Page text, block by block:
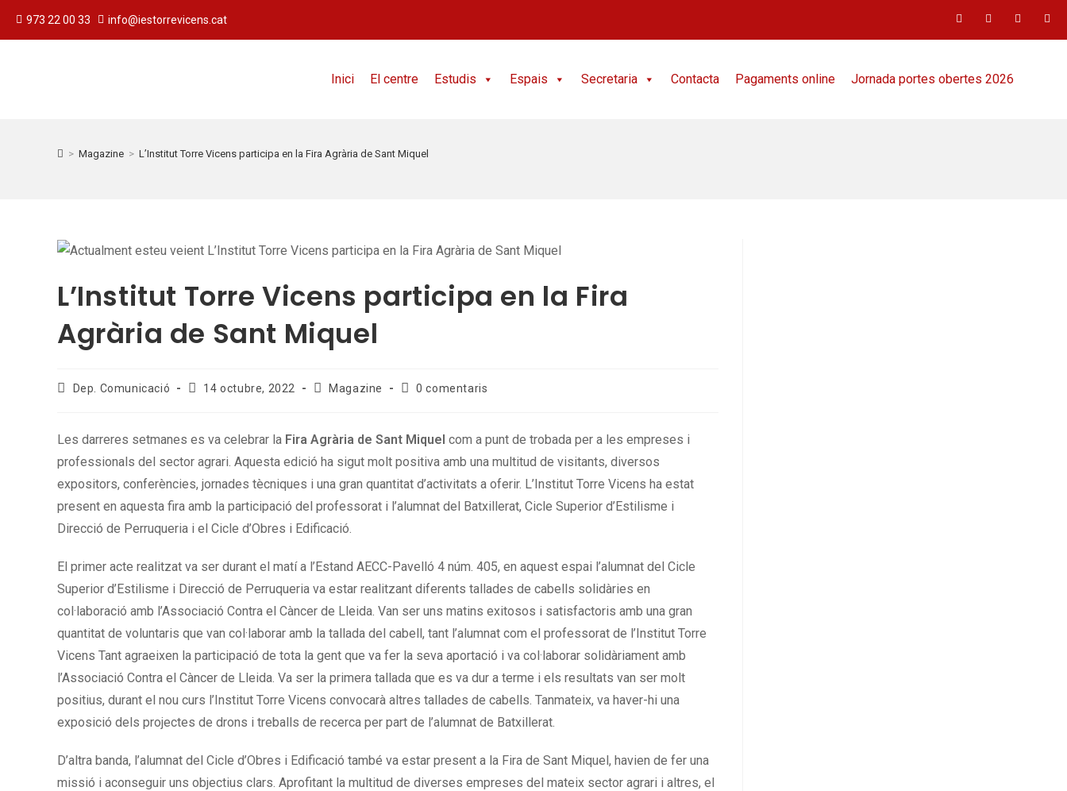
973 22 00 33 info@iestorrevicens.cat
Inici El centre Estudis Espais Secretaria Contacta Pagaments online Jornada portes obertes 2026
> Magazine > L’Institut Torre Vicens participa en la Fira Agrària de Sant Miquel
L’Institut Torre Vicens participa en la Fira
Agrària de Sant Miquel
Dep. Comunicació 14 octubre, 2022 Magazine 0 comentaris
Les darreres setmanes es va celebrar la Fira Agrària de Sant Miquel com a punt de trobada per a les empreses i
professionals del sector agrari. Aquesta edició ha sigut molt positiva amb una multitud de visitants, diversos
expositors, conferències, jornades tècniques i una gran quantitat d’activitats a oferir. L’Institut Torre Vicens ha estat
present en aquesta fira amb la participació del professorat i l’alumnat del Batxillerat, Cicle Superior d’Estilisme i
Direcció de Perruqueria i el Cicle d’Obres i Edificació.
El primer acte realitzat va ser durant el matí a l’Estand AECC-Pavelló 4 núm. 405, en aquest espai l’alumnat del Cicle
Superior d’Estilisme i Direcció de Perruqueria va estar realitzant diferents tallades de cabells solidàries en
col·laboració amb l’Associació Contra el Càncer de Lleida. Van ser uns matins exitosos i satisfactoris amb una gran
quantitat de voluntaris que van col·laborar amb la tallada del cabell, tant l’alumnat com el professorat de l’Institut Torre
Vicens Tant agraeixen la participació de tota la gent que va fer la seva aportació i va col·laborar solidàriament amb
l’Associació Contra el Càncer de Lleida. Va ser la primera tallada que es va dur a terme i els resultats van ser molt
positius, durant el nou curs l’Institut Torre Vicens convocarà altres tallades de cabells. Tanmateix, va haver-hi una
exposició dels projectes de drons i treballs de recerca per part de l’alumnat de Batxillerat.
D’altra banda, l’alumnat del Cicle d’Obres i Edificació també va estar present a la Fira de Sant Miquel, havien de fer una
missió i aconseguir uns objectius clars. Aprofitant la multitud de diverses empreses del mateix sector agrari i altres, el